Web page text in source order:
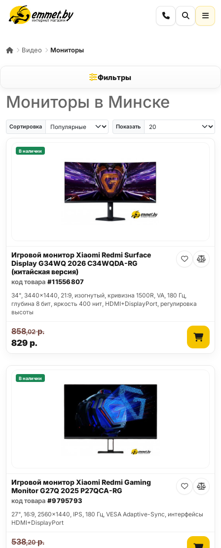
Видео Мониторы
Фильтры
Мониторы в Минске
Сортировка Показать
В наличии
Игровой монитор Xiaomi Redmi Surface
Display G34WQ 2026 C34WQDA-RG
(китайская версия)
код товара #11556807
34", 3440x1440, 21:9, изогнутый, кривизна 1500R, VA, 180 Гц,
глубина 8 бит, яркость 400 нит, HDMI+DisplayPort, регулировка
высоты
829р.
858,02р.
В наличии
Игровой монитор Xiaomi Redmi Gaming
Monitor G27Q 2025 P27QCA-RG
код товара #9795793
27", 16:9, 2560x1440, IPS, 180 Гц, VESA Adaptive-Sync, интерфейсы
HDMI+DisplayPort
538,20р.